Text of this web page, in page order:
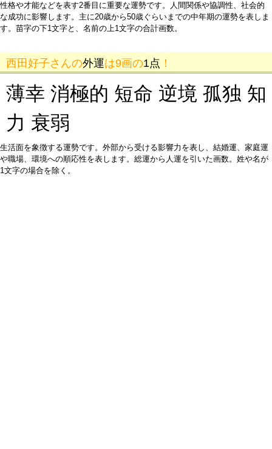
性格や才能などを表す2番目に重要な運勢です。人間関係や協調性、社会的
な成功に影響します。主に20歳から50歳ぐらいまでの中年期の運勢を表しま
す。苗字の下1文字と、名前の上1文字の合計画数。
西田好子さんの外運は9画の1点 ！
薄幸 消極的 短命 逆境 孤独 知
力 衰弱
生活面を象徴する運勢です。外部から受ける影響力を表し、結婚運、家庭運
や職場、環境への順応性を表します。総運から人運を引いた画数。姓や名が
1文字の場合を除く。